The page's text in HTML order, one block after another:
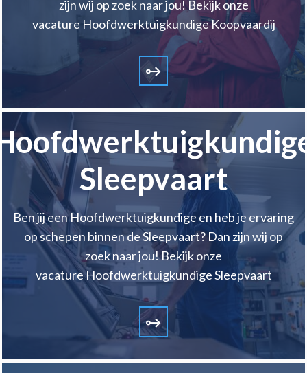
zijn wij op zoek naar jou! Bekijk onze
vacature Hoofdwerktuigkundige Koopvaardij
Sleepvaart
Ben jij een Hoofdwerktuigkundige en heb je ervaring
op schepen binnen de Sleepvaart? Dan zijn wij op
zoek naar jou! Bekijk onze
vacature Hoofdwerktuigkundige Sleepvaart